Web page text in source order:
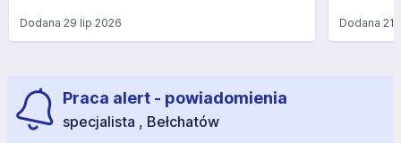
Dodana 29 lip 2026 Dodana21
Praca alert - powiadomienia
specjalista , Bełchatów